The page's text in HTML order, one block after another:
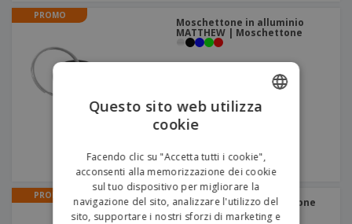
PROMO
Moschettone in alluminio
MATTHEW | Moschettone
PROMO
Traslucido | Bolle di Sapone
+2
Questo sito web utilizza
cookie
Facendo clic su "Accetta tutti i cookie",
acconsenti alla memorizzazione dei cookie
sul tuo dispositivo per migliorare la
navigazione del sito, analizzare l'utilizzo del
sito, supportare i nostri sforzi di marketing e